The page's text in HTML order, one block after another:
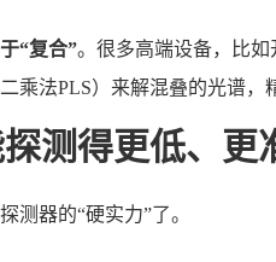
“复合”。很多高端设备，比
乘法PLS）来解混叠的光谱，
测得更低、更
测器的“硬实力”了。